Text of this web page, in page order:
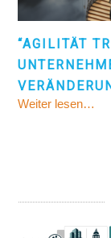
“AGILITÄT
Weiter lesen…